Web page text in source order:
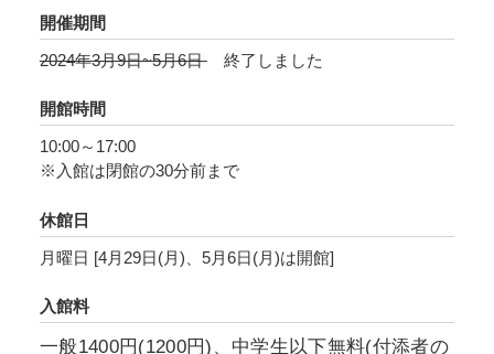
田能村直入《百花》は、季節の花々を味わうこ
とができる画巻で、四季の草花100種を、まるで
植物図鑑のように繊細に表しています。
また、本展では日本画とともに、梅原龍三郎
《薔薇と蜜柑》や中川一政《薔薇》など、洋画
日本画だけでなく洋画が加わることで、より一
層バラエティに富んだ花の表情をお楽しみいた
い。
開催期間
2024年3月9日~5月6日
終了しました
開館時間
10:00～17:00
※入館は閉館の30分前まで
休館日
月曜日 [4月29日(月)、5月6日(月)は開館]
入館料
一般1400円(1200円)、中学生以下無料(付添者の